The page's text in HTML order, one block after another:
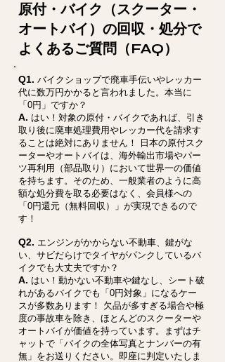
原付・バイク（スクーター・
オートバイ）の回収・処分で
よくあるご質問（FAQ）
Q1. バイクショップで廃車手伝いやレッカー
代に数万円かかると言われました。本当に
「0円」ですか？
A. はい！対象の原付・バイクであれば、引き
取り後に廃車処理費用やレッカー代を請求す
ることは絶対にありません！ 日本の原付スク
ーターやオートバイは、海外輸出市場やパー
ツ再利用（部品取り）において世界一の価値
を持ちます。そのため、一般業者のように高
額な処分費を取る必要はなく、会員様への
「0円還元（無料回収）」が実現できるので
す！
Q2. エンジンがかからない不動車、鍵がな
い、サビだらけでタイヤがパンクしているバ
イクでも大丈夫ですか？
A. はい！動かない不動車や鍵なし、シート破
れがあるバイクでも「0円対象」になるケー
スが多数あります！ 欠品が多すぎる場合や極
度の事故車を除き、ほとんどのスクーターや
オートバイが価値を持っています。まずはチ
ャットで「バイクの全体写真とナンバーの有
無」をお送りください。即座に判定いたしま